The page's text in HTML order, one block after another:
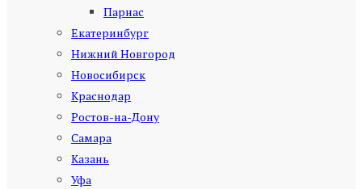
Парнас
Екатеринбург
Нижний Новгород
Новосибирск
Краснодар
Ростов-на-Дону
Самара
Казань
Уфа